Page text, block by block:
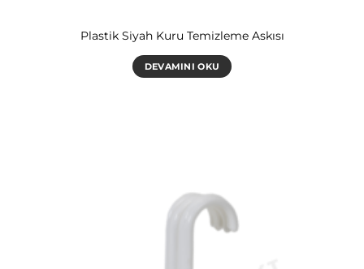
Plastik Siyah Kuru Temizleme Askısı
DEVAMINI OKU